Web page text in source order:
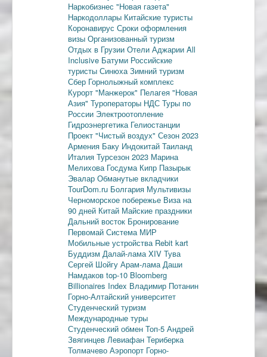
Наркобизнес "Новая газета"
Наркодоллары Китайские туристы
Коронавирус Сроки оформления
визы Организованный туризм
Отдых в Грузии Отели Аджарии All
Inclusive Батуми Российские
туристы СинюхаЗимний туризм
Сбер Горнолыжный комплекс
Курорт "Манжерок" Пелагея "Новая
Азия" Туроператоры НДС Туры по
России Электроотопление
Гидроэнергетика Гелиостанции
Проект "Чистый воздух" Сезон 2023
Армения Баку Индокитай Таиланд
Италия Турсезон 2023 Марина
Мелихова Госдума Кипр Пазырык
Эвалар Обманутые вкладчики
TourDom.ru Болгария Мультивизы
Черноморское побережье Виза на
90 дней Китай Майские праздники
Дальний восток Бронирование
Первомай Система МИР
Мобильные устройства Rebit kart
Буддизм Далай-лама XIV Тува
Сергей Шойгу Арам-ламаДаши
Намдаков top-10 Bloomberg
Billionaires Index Владимир Потанин
Горно-Алтайский университет
Студенческий туризм
Международные туры
Студенческий обмен Топ-5 Андрей
Звягинцев Левиафан Териберка
Толмачево Аэропорт Горно-